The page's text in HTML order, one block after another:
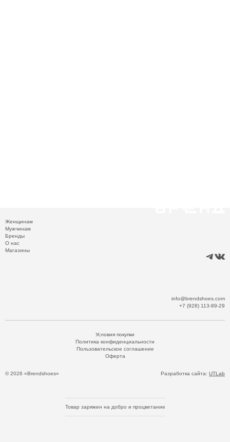
Женщинам
Мужчинам
Бренды
О нас
Магазины
info@brendshoes.com
+7 (928) 113-89-29
© 2026 «Brendshoes»
Условия покупки
Политика конфиденциальности
Пользовательское соглашение
Оферта
Разработка сайта: UTLab
Товар заряжен на добро и процветание